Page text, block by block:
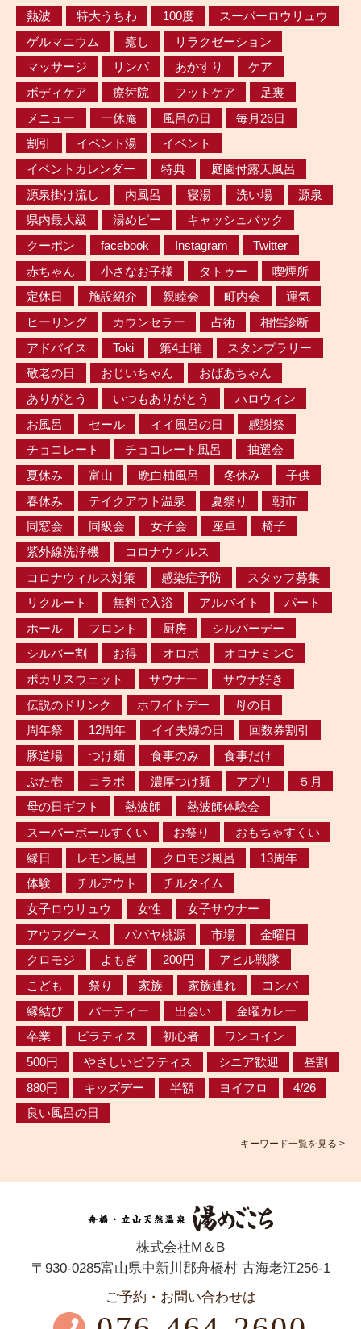
熱波
特大うちわ 100度
スーパーロウリュウ
ゲルマニウム
癒し
リラクゼーション
マッサージ
リンパ あかすり
ケア
ボディケア
療術院 フットケア
足裏
メニュー
一休庵 風呂の日
毎月26日
割引
イベント湯
イベント
イベントカレンダー
特典
庭園付露天風呂
源泉掛け流し
内風呂 寝湯 洗い場
源泉
県内最大級
湯めピー
キャッシュバック
クーポン
facebook Instagram
Twitter
赤ちゃん
小さなお子様 タトゥー
喫煙所
定休日
施設紹介 親睦会 町内会
運気
ヒーリング
カウンセラー 占術
相性診断
アドバイス
Toki 第4土曜
スタンプラリー
敬老の日
おじいちゃん
おばあちゃん
ありがとう
いつもありがとう
ハロウィン
お風呂
セール イイ風呂の日
感謝祭
チョコレート
チョコレート風呂
抽選会
夏休み
富山 晩白柚風呂 冬休み
子供
春休み
テイクアウト温泉 夏祭り
朝市
同窓会
同級会 女子会 座卓
椅子
紫外線洗浄機
コロナウィルス
コロナウィルス対策
感染症予防
スタッフ募集
リクルート
無料で入浴 アルバイト
パート
ホール
フロント 厨房
シルバーデー
シルバー割
お得 オロポ
オロナミンC
ポカリスウェット
サウナー
サウナ好き
伝説のドリンク
ホワイトデー
母の日
周年祭
12周年 イイ夫婦の日
回数券割引
豚道場
つけ麺 食事のみ
食事だけ
ぶた壱
コラボ 濃厚つけ麺 アプリ
５月
母の日ギフト
熱波師
熱波師体験会
スーパーボールすくい
お祭り
おもちゃすくい
縁日
レモン風呂 クロモジ風呂
13周年
体験
チルアウト
チルタイム
女子ロウリュウ
女性
女子サウナー
アウフグース
パパヤ桃源 市場
金曜日
クロモジ
よもぎ 200円
アヒル戦隊
こども
祭り 家族 家族連れ
コンパ
縁結び
パーティー 出会い
金曜カレー
卒業
ピラティス 初心者
ワンコイン
500円
やさしいピラティス シニア歓迎
昼割
880円
キッズデー 半額 ヨイフロ
4/26
良い風呂の日
キーワード一覧を見る >
株式会社M＆B
〒930-0285富山県中新川郡舟橋村 古海老江256-1
ご予約・お問い合わせは